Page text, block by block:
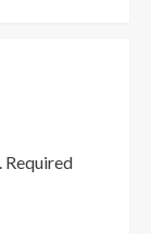
Required